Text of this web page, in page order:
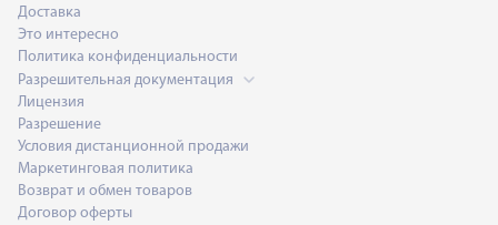
Доставка
Это интересно
Политика конфиденциальности
Разрешительная документация
Лицензия
Разрешение
Условия дистанционной продажи
Маркетинговая политика
Возврат и обмен товаров
Договор оферты